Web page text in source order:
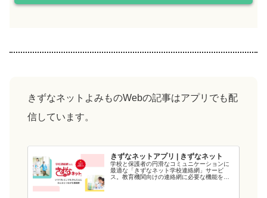
きずなネットよみものWebの記事はアプリでも配
信しています。
きずなネットアプリ | きずなネット
学校と保護者の円滑なコミュニケーションに
最適な「きずなネット学校連絡網」サービ
ス。教育機関向けの連絡網に必要な機能を備